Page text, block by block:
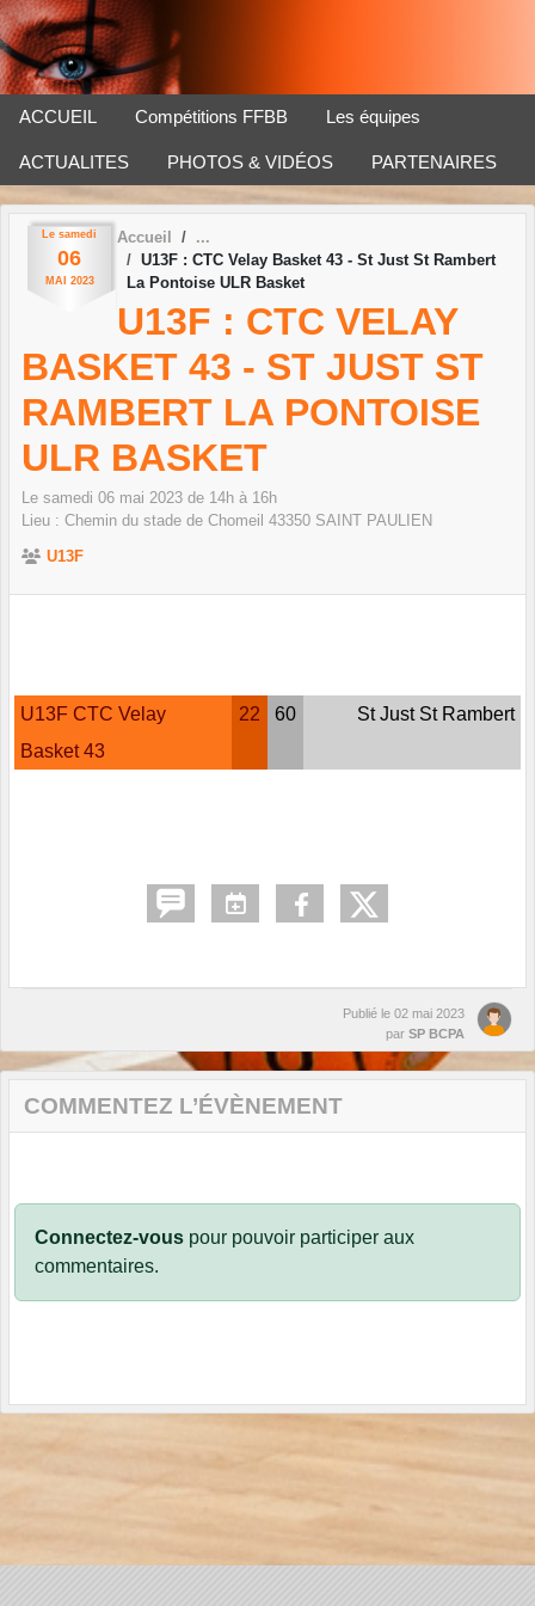
ACCUEIL Compétitions FFBB Les équipes
ACTUALITES PHOTOS & VIDÉOS PARTENAIRES
Le samedi
06
MAI 2023
Accueil
U13F : CTC Velay Basket 43 - St Just St Rambert
La Pontoise ULR Basket
U13F : CTC VELAY
BASKET 43 - ST JUST ST
RAMBERT LA PONTOISE
ULR BASKET
Le samedi 06 mai 2023 de 14h à 16h
Lieu : Chemin du stade de Chomeil 43350 SAINT PAULIEN
U13F
U13F CTC Velay
Basket 43
22 60 St Just St Rambert
Publié le 02 mai 2023
par SP BCPA
COMMENTEZ L’ÉVÈNEMENT
Connectez-vous pour pouvoir participer aux
commentaires.
Panneau de gestion des cookies